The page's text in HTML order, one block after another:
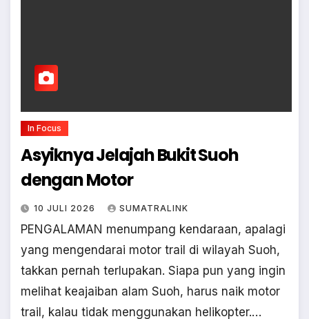
In Focus
Asyiknya Jelajah Bukit Suoh
dengan Motor
10 JULI 2026 SUMATRALINK
PENGALAMAN menumpang kendaraan, apalagi
yang mengendarai motor trail di wilayah Suoh,
takkan pernah terlupakan. Siapa pun yang ingin
melihat keajaiban alam Suoh, harus naik motor
trail, kalau tidak menggunakan helikopter.…